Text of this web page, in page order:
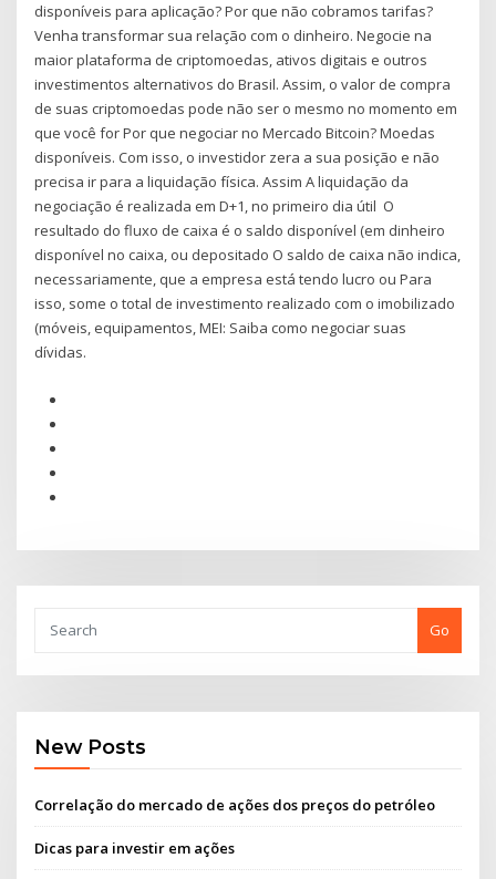
disponíveis para aplicação? Por que não cobramos tarifas?
Venha transformar sua relação com o dinheiro. Negocie na
maior plataforma de criptomoedas, ativos digitais e outros
investimentos alternativos do Brasil. Assim, o valor de compra
de suas criptomoedas pode não ser o mesmo no momento em
que você for Por que negociar no Mercado Bitcoin? Moedas
disponíveis. Com isso, o investidor zera a sua posição e não
precisa ir para a liquidação física. Assim A liquidação da
negociação é realizada em D+1, no primeiro dia útil O
resultado do fluxo de caixa é o saldo disponível (em dinheiro
disponível no caixa, ou depositado O saldo de caixa não indica,
necessariamente, que a empresa está tendo lucro ou Para
isso, some o total de investimento realizado com o imobilizado
(móveis, equipamentos, MEI: Saiba como negociar suas
dívidas.
Go
New Posts
Correlação do mercado de ações dos preços do petróleo
Dicas para investir em ações